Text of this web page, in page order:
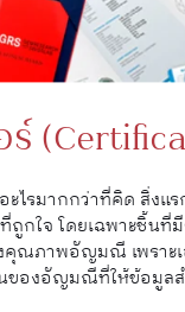
ร์
ะไรมากกว่าที่คิด สิ่งแ
ถูกใจ โดยเฉพาะชิ้นที่
คุณภาพอัญมณี เพราะ
ของอัญมณีที่ให้ข้อมูล